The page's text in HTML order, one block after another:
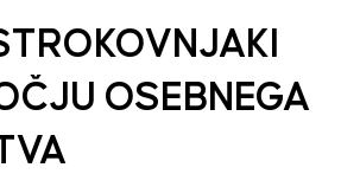
OSEBNEGA